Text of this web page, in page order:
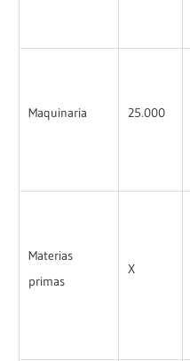
Maquinaria 25.000
Materias
primas
X